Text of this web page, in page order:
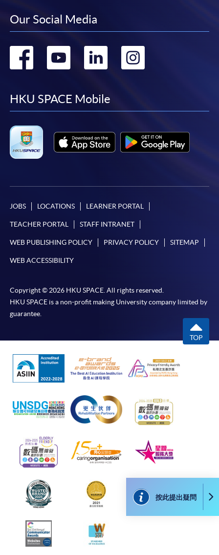
申請人可使用以下方式繳交報名費或課程費用:
繳費靈網上服務- 申請人須先開立繳費靈戶口及設
定繳費靈網上密碼。有關如何申請繳費靈戶口及密
碼，請瀏覽繳費靈網址
http://www.ppshk.com
*信用咭網上繳費服務
*香港大學專業進修學院Mastercard卡 持有人如欲享用十個
月免息分期付款優惠，必須親臨本學院設有報名服務的教
申請/報讀指南 :
- 短期課程
報讀同一學歷頒授課程內其他單元
個別課程為須報讀同一學歷頒授課程及其他單元或繳
交下期學費的學員，提供網上服務，如學員就讀的課
網上支付可通過「繳費靈」(PPS) (不適用於手機)、
VISA 或 Mastercard、「微信支付」(Online WeChat
Pay) 、「支付寶」(Online Alipay) 或 「轉數快」(FPS)
親身報名/郵遞
報讀新課程
凡以「先到先得」為取錄方式的課程，請填妥
SF26報名表，親往報名中心
或以郵遞方式連同學
[下載報名表SF26]
按此提出疑問
折
Our Social Media
Go
facebook
Go
youtube
Go
linkedin
HKU SPACE Mobile
JOBS LOCATIONS LEARNER PORTAL
TEACHER PORTAL STAFF INTRANET
WEB PUBLISHING POLICY PRIVACY POLICY SITEMAP
WEB ACCESSIBILITY
Copyright © 2026 HKU SPACE. All rights reserved.
HKU SPACE is a non-profit making University company limited by
guarantee.
TOP